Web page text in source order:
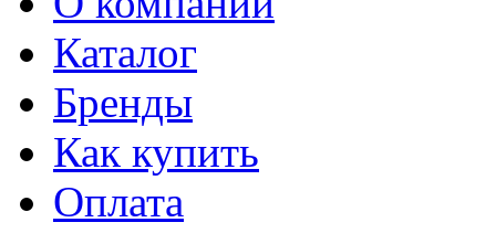
Каталог
Бренды
Как купить
Оплата